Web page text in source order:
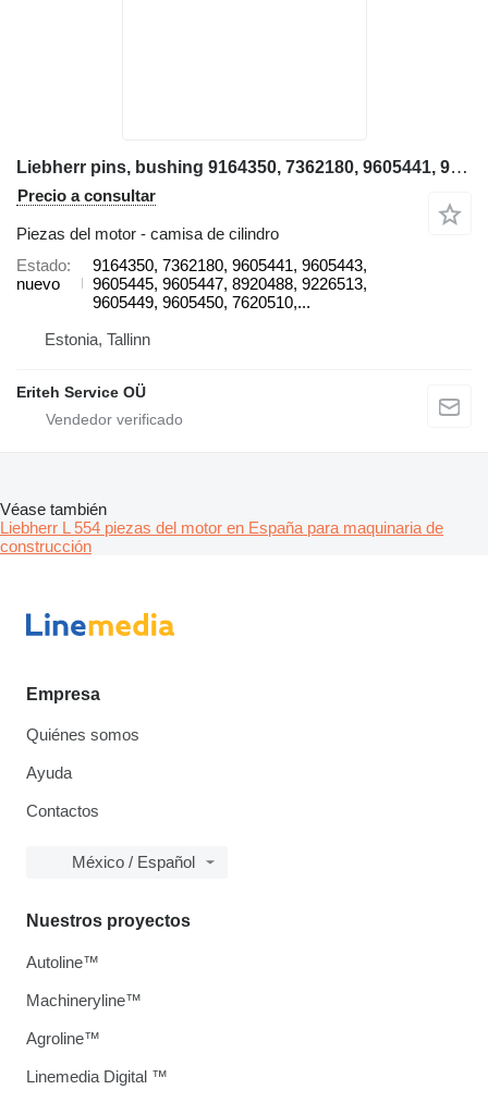
Liebherr pins, bushing 9164350, 7362180, 9605441, 9605443, 9605445, 96054 camisa de cilindro para Liebherr L564, L554, L544 cargadora de ruedas
Precio a consultar
Piezas del motor - camisa de cilindro
Estado
nuevo
9164350, 7362180, 9605441, 9605443,
9605445, 9605447, 8920488, 9226513,
9605449, 9605450, 7620510,...
Estonia, Tallinn
Eriteh Service OÜ
Véase también
Liebherr L 554 piezas del motor en España para maquinaria de
construcción
Empresa
Quiénes somos
Ayuda
Contactos
México / Español
Nuestros proyectos
Autoline™
Machineryline™
Agroline™
Linemedia Digital ™